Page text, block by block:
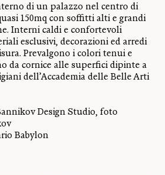
di un palazzo nel centro di
150mq con soffitti alti e grandi
Interni caldi e confortevoli
esclusivi, decorazioni ed arredi
Prevalgono i colori tenui e
da cornice alle superfici dipinte a
dell’Accademia delle Belle Arti
Design Studio, foto
Babylon